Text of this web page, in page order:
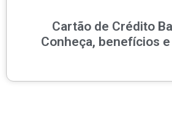
Cartão de Crédito
Conheça, benefícios